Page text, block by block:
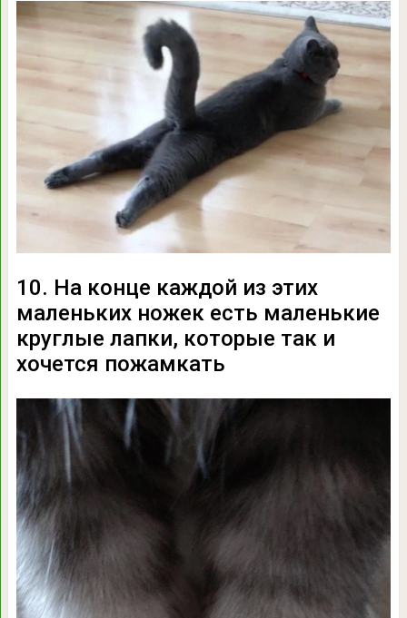
10. На конце каждой из этих
маленьких ножек есть маленькие
круглые лапки, которые так и
хочется пожамкать